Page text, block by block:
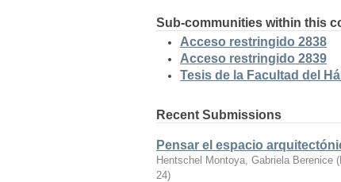
Sub-communities within this
Acceso restringido 2838
Acceso restringido 2839
Tesis de la Facultad del
Recent Submissions
Pensar el espacio
Hentschel Montoya, Gabriela Berenice (
24)